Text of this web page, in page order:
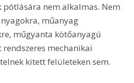
pótlására nem alkalmas. Nem
műanyag
műgyanta kötőanyagú
mechanikai
kitett felületeken sem.